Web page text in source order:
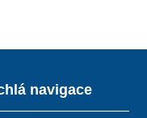
navigace